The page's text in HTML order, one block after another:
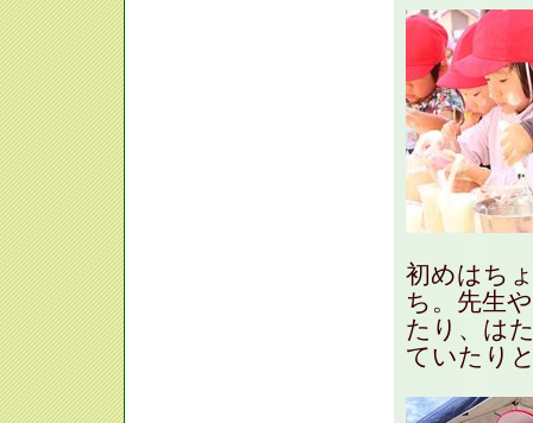
初めはち
ち。先生
たり、は
ていたり